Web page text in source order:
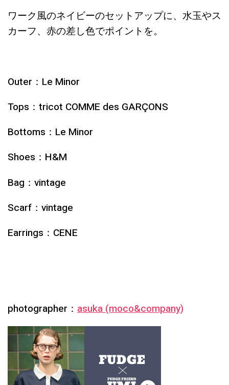
ワーク風のネイビーのセットアップに、水玉やス
カーフ、赤の差し色でポイントを。
Outer：Le Minor
Tops：tricot COMME des GARÇONS
Bottoms：Le Minor
Shoes：H&M
Bag：vintage
Scarf：vintage
Earrings：CENE
photographer： asuka (moco&company)